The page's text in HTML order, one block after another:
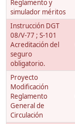
Reglamento y
simulador méritos
Instrucción DGT
08/V-77 ; S-101
Acreditación del
seguro
obligatorio.
Proyecto
Modificación
Reglamento
General de
Circulación